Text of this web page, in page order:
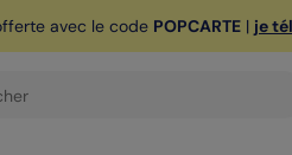
avec le code POPCARTE| je